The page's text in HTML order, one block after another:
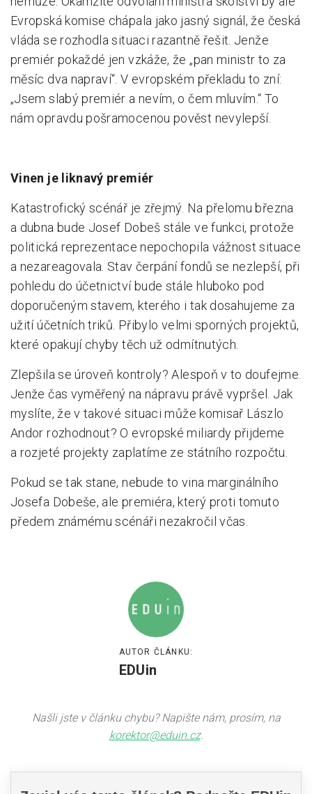
Evropská komise chápala jako jasný signál, že česká
vláda se rozhodla situaci razantně řešit. Jenže
premiér pokaždé jen vzkáže, že „pan ministr to za
měsíc dva napraví“. V evropském překladu to zní:
„Jsem slabý premiér a nevím, o čem mluvím.“ To
nám opravdu pošramocenou pověst nevylepší.
Vinen je liknavý premiér
Katastrofický scénář je zřejmý. Na přelomu března
a dubna bude Josef Dobeš stále ve funkci, protože
politická reprezentace nepochopila vážnost situace
a nezareagovala. Stav čerpání fondů se nezlepší, při
pohledu do účetnictví bude stále hluboko pod
doporučeným stavem, kterého i tak dosahujeme za
užití účetních triků. Přibylo velmi sporných projektů,
které opakují chyby těch už odmítnutých.
Zlepšila se úroveň kontroly? Alespoň v to doufejme.
Jenže čas vyměřený na nápravu právě vypršel. Jak
myslíte, že v takové situaci může komisař Lászlo
Andor rozhodnout? O evropské miliardy přijdeme
a rozjeté projekty zaplatíme ze státního rozpočtu.
Pokud se tak stane, nebude to vina marginálního
Josefa Dobeše, ale premiéra, který proti tomuto
předem známému scénáři nezakročil včas.
AUTOR ČLÁNKU:
EDUin
Našli jste v článku chybu? Napište nám, prosím, na
korektor@eduin.cz.